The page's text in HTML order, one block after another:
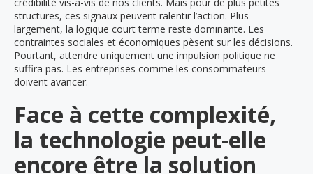
structures, ces signaux peuvent ralentir l’action. Plus
largement, la logique court terme reste dominante. Les
contraintes sociales et économiques pèsent sur les décisions.
Pourtant, attendre uniquement une impulsion politique ne
suffira pas. Les entreprises comme les consommateurs
doivent avancer.
Face à cette complexité,
la technologie peut-elle
encore être la solution